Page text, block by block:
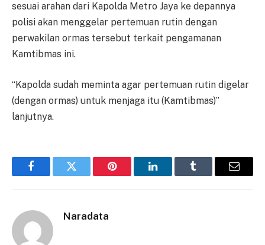
sesuai arahan dari Kapolda Metro Jaya ke depannya
polisi akan menggelar pertemuan rutin dengan
perwakilan ormas tersebut terkait pengamanan
Kamtibmas ini.
“Kapolda sudah meminta agar pertemuan rutin digelar
(dengan ormas) untuk menjaga itu (Kamtibmas)”
lanjutnya.
FacebookTwitter Pinterest LinkedInTumblr Email
Naradata